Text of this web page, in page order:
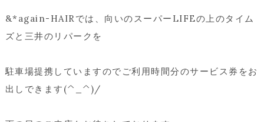
&*again-HAIRでは、向いのスーパーLIFEの上のタイム
ズと三井のリパークを
駐車場提携していますのでご利用時間分のサービス券をお
出しできます(^_^)/